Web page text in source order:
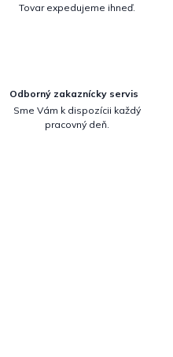
Tovar expedujeme ihneď.
Odborný zakaznícky servis
Sme Vám k dispozícii každý
pracovný deň.